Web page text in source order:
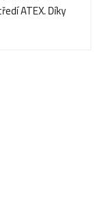
ATEX. Díky